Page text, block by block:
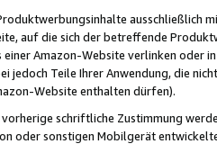
ausschließlich
auf die sich der betreffende
Amazon-Website verlinken oder
jedoch Teile Ihrer Anwendung, die
Website enthalten dürfen).
vorherige schriftliche Zustimmung
oder sonstigen Mobilgerät